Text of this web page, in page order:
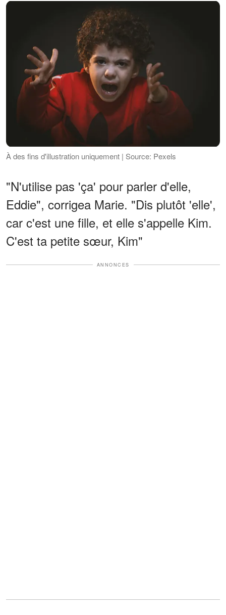
À des fins d'illustration uniquement | Source: Pexels
"N'utilise pas 'ça' pour parler d'elle,
Eddie", corrigea Marie. "Dis plutôt 'elle',
car c'est une fille, et elle s'appelle Kim.
C'est ta petite sœur, Kim"
ANNONCES